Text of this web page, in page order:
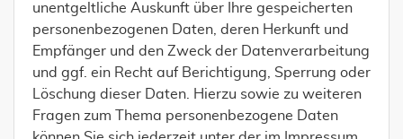
unentgeltliche Auskunft über Ihre gespeicherten
personenbezogenen Daten, deren Herkunft und
Empfänger und den Zweck der Datenverarbeitung
und ggf. ein Recht auf Berichtigung, Sperrung oder
Löschung dieser Daten. Hierzu sowie zu weiteren
Fragen zum Thema personenbezogene Daten